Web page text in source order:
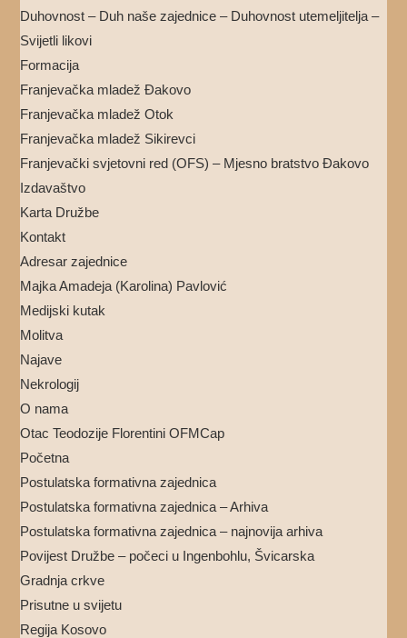
Duhovnost – Duh naše zajednice – Duhovnost utemeljitelja –
Svijetli likovi
Formacija
Franjevačka mladež Đakovo
Franjevačka mladež Otok
Franjevačka mladež Sikirevci
Franjevački svjetovni red (OFS) – Mjesno bratstvo Đakovo
Izdavaštvo
Karta Družbe
Kontakt
Adresar zajednice
Majka Amadeja (Karolina) Pavlović
Medijski kutak
Molitva
Najave
Nekrologij
O nama
Otac Teodozije Florentini OFMCap
Početna
Postulatska formativna zajednica
Postulatska formativna zajednica – Arhiva
Postulatska formativna zajednica – najnovija arhiva
Povijest Družbe – počeci u Ingenbohlu, Švicarska
Gradnja crkve
Prisutne u svijetu
Regija Kosovo